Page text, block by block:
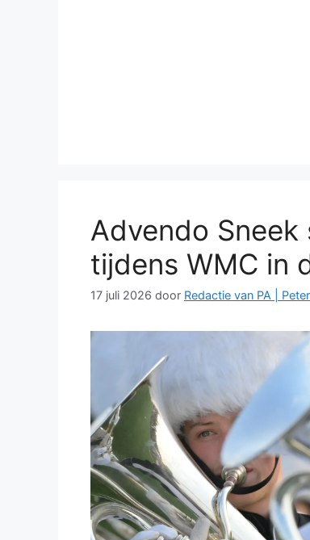
Advendo
tijdens WMC in
17 juli 2026 door Redactie van PA |